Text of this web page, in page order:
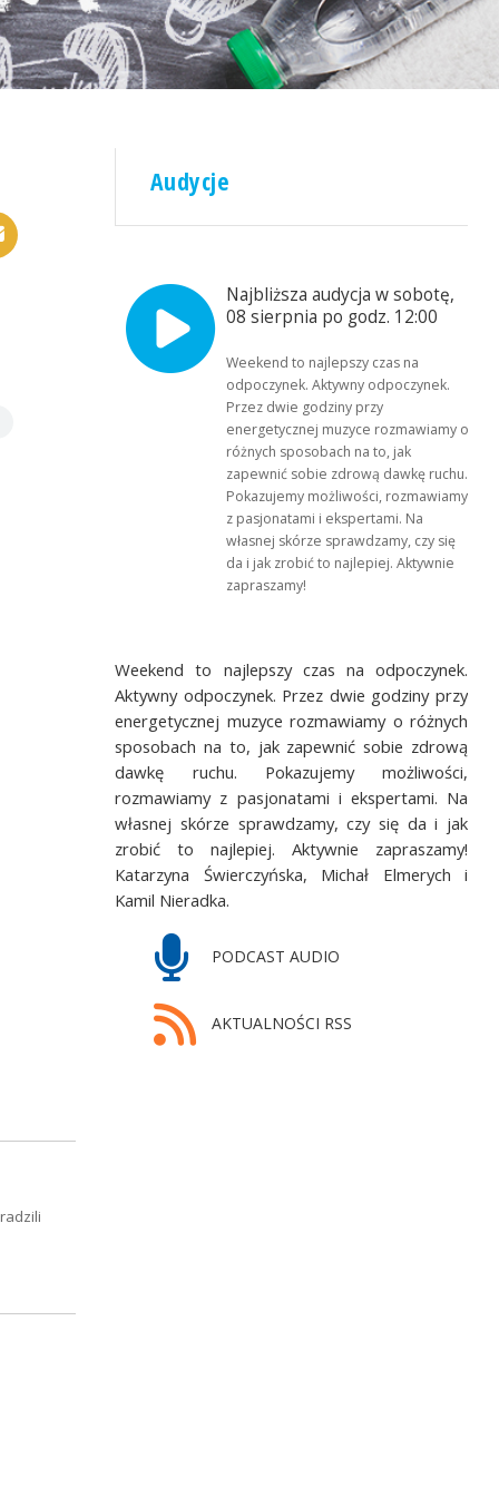
Audycje
Najbliższa audycja w sobotę,
08 sierpnia po godz. 12:00
Weekend to najlepszy czas na
odpoczynek. Aktywny odpoczynek.
Przez dwie godziny przy
energetycznej muzyce rozmawiamy o
różnych sposobach na to, jak
zapewnić sobie zdrową dawkę ruchu.
Pokazujemy możliwości, rozmawiamy
z pasjonatami i ekspertami. Na
własnej skórze sprawdzamy, czy się
da i jak zrobić to najlepiej. Aktywnie
zapraszamy!
Weekend to najlepszy czas na odpoczynek.
Aktywny odpoczynek. Przez dwie godziny przy
energetycznej muzyce rozmawiamy o różnych
sposobach na to, jak zapewnić sobie zdrową
dawkę ruchu. Pokazujemy możliwości,
rozmawiamy z pasjonatami i ekspertami. Na
własnej skórze sprawdzamy, czy się da i jak
zrobić to najlepiej. Aktywnie zapraszamy!
Katarzyna Świerczyńska, Michał Elmerych i
Kamil Nieradka.
PODCAST AUDIO
AKTUALNOŚCI RSS